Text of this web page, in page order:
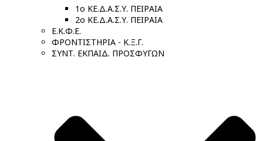
1ο ΚΕ.Δ.Α.Σ.Υ. ΠΕΙΡΑΙΑ
2ο ΚΕ.Δ.Α.Σ.Υ. ΠΕΙΡΑΙΑ
Ε.Κ.Φ.Ε.
ΦΡΟΝΤΙΣΤΗΡΙΑ - Κ.Ξ.Γ.
ΣΥΝΤ. ΕΚΠΑΙΔ. ΠΡΟΣΦΥΓΩΝ